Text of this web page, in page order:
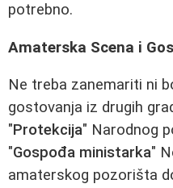
potrebno.
Amaterska Scena i
Ne treba zanemariti ni
gostovanja iz drugih
"Protekcija" Narodnog
"Gospođa ministarka"
amaterskog pozorišta